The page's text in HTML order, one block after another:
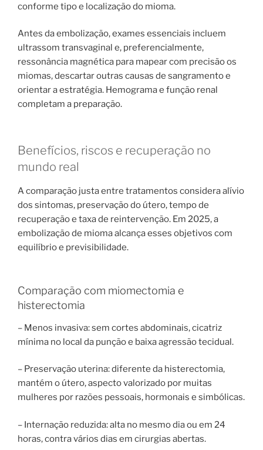
conforme tipo e localização do mioma.
Antes da embolização, exames essenciais incluem
ultrassom transvaginal e, preferencialmente,
ressonância magnética para mapear com precisão os
miomas, descartar outras causas de sangramento e
orientar a estratégia. Hemograma e função renal
completam a preparação.
Benefícios, riscos e recuperação no
mundo real
A comparação justa entre tratamentos considera alívio
dos sintomas, preservação do útero, tempo de
recuperação e taxa de reintervenção. Em 2025, a
embolização de mioma alcança esses objetivos com
equilíbrio e previsibilidade.
Comparação com miomectomia e
histerectomia
– Menos invasiva: sem cortes abdominais, cicatriz
mínima no local da punção e baixa agressão tecidual.
– Preservação uterina: diferente da histerectomia,
mantém o útero, aspecto valorizado por muitas
mulheres por razões pessoais, hormonais e simbólicas.
– Internação reduzida: alta no mesmo dia ou em 24
horas, contra vários dias em cirurgias abertas.